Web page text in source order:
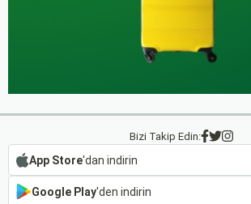
Bizi Takip Edin:
App Store'dan indirin
Google Play'den indirin